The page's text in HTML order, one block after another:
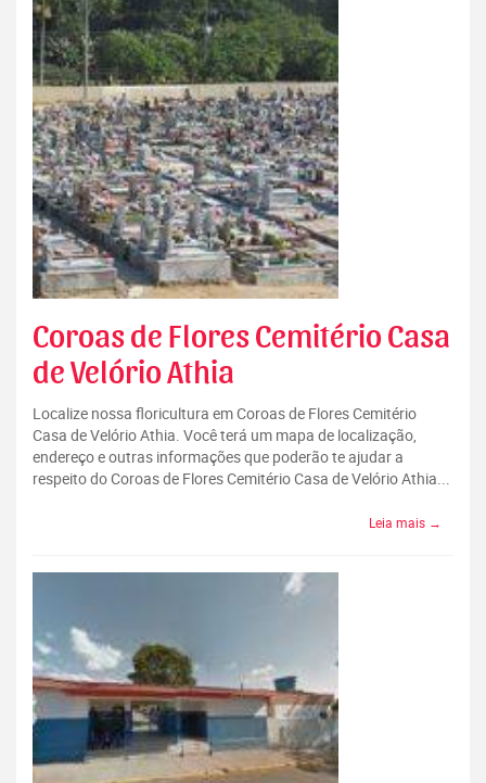
Coroas de Flores Cemitério Casa
de Velório Athia
Localize nossa floricultura em Coroas de Flores Cemitério
Casa de Velório Athia. Você terá um mapa de localização,
endereço e outras informações que poderão te ajudar a
respeito do Coroas de Flores Cemitério Casa de Velório Athia...
Leia mais →